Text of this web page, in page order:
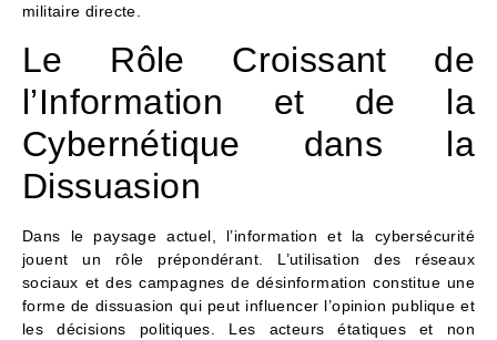
militaire directe.
Le Rôle Croissant de
l’Information et de la
Cybernétique dans la
Dissuasion
Dans le paysage actuel, l’information et la cybersécurité
jouent un rôle prépondérant. L’utilisation des réseaux
sociaux et des campagnes de désinformation constitue une
forme de dissuasion qui peut influencer l’opinion publique et
les décisions politiques. Les acteurs étatiques et non